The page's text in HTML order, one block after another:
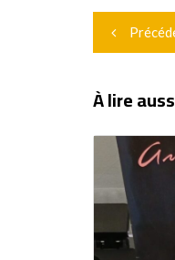
de
À lire